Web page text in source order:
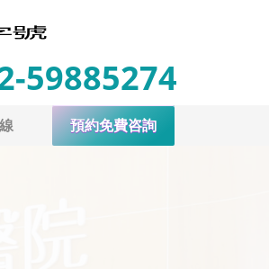
59885274
預約免費咨詢